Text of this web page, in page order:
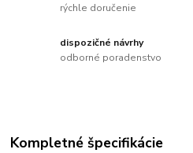
rýchle doručenie
dispozičné návrhy
odborné poradenstvo
Kompletné špecifikácie